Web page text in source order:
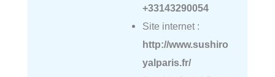
+33143290054
Site internet :
http://www.sushiro
yalparis.fr/